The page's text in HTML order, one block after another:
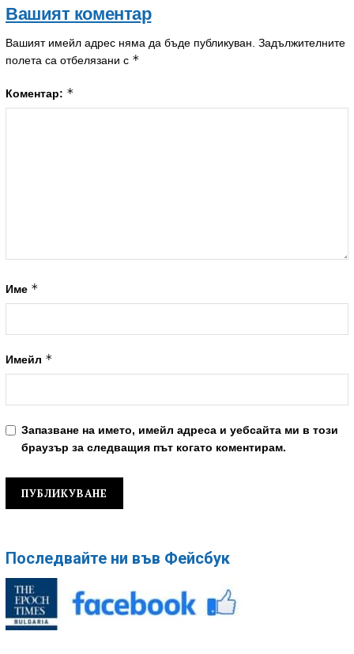
Вашият коментар
Вашият имейл адрес няма да бъде публикуван. Задължителните
полета са отбелязани с *
Коментар: *
Име *
Имейл *
Запазване на името, имейл адреса и уебсайта ми в този
браузър за следващия път когато коментирам.
Последвайте ни във Фейсбук